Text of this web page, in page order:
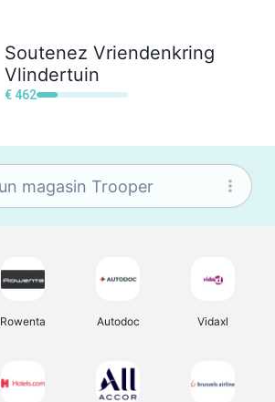
Soutenez Vriendenkring
Vlindertuin
€ 462
Rowenta Autodoc Vidaxl